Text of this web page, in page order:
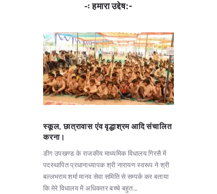
-ः हमारा उद्देष:-
स्कूल, छात्रावास एंव वृद्धाश्रम आदि संचालित
करना।
डीग उपखण्ड के राजकीय माध्यमिक विधालय गिरसै में
पदस्थापित प्रधानाध्यापक श्री नारायण स्वरूप ने श्री
बल्लभराम शर्मा मानव सेवा समिति से सम्पर्क कर बताया
कि मेरे विधालय में अधिकतर बच्चे बहुत...